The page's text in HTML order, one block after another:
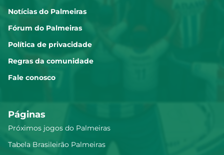
Notícias do Palmeiras
Fórum do Palmeiras
Política de privacidade
Regras da comunidade
Fale conosco
Páginas
Próximos jogos do Palmeiras
Tabela Brasileirão Palmeiras